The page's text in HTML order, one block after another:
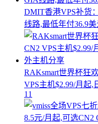
DMIT香港VPS补货
线路,最低年付36.9
RAKsmart世界杯狂
VPS主机$2.99/月起,
11